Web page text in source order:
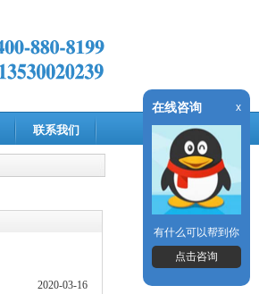
联系我们
2020-03-16
在线咨询 x
有什么可以帮到你
点击咨询